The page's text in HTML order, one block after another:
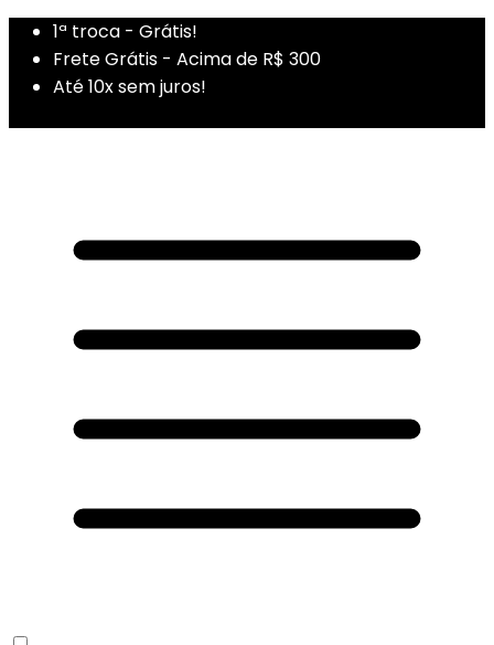
1ª troca - Grátis!
Frete Grátis - Acima de R$ 300
Até 10x sem juros!